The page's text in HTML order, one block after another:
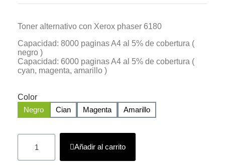
Toner alternativo con Xerox phaser 6180
Capacidad: 8000 paginas A4 al 5% de cobertura (
negro )
Capacidad: 6000 paginas A4 al 5% de cobertura (
cyan, magenta, amarillo )
Color
Negro
Cian Magenta Amarillo
Añadir al carrito